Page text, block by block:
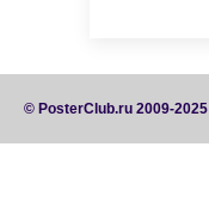
© PosterClub.ru 2009-2025